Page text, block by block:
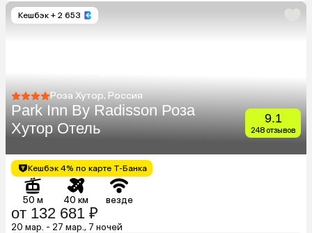
Кешбэк + 2 653
Роза Хутор, Россия
Park Inn By Radisson Роза
Хутор Отель
9.1
248 отзывов
Кешбэк 4% по карте Т-Банка
50 м 40 км везде
от 132 681 ₽
20 мар. - 27 мар., 7 ночей